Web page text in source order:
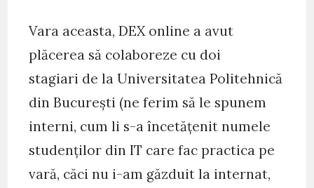
Vara aceasta, DEX online a avut
plăcerea să colaboreze cu doi
stagiari de la Universitatea Politehnică
din București (ne ferim să le spunem
interni, cum li s-a încetățenit numele
studenților din IT care fac practica pe
vară, căci nu i-am găzduit la internat,